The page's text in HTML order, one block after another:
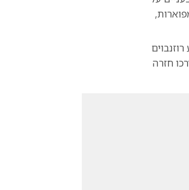
חזרה